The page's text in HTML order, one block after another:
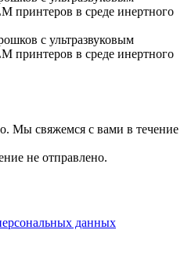
Мы свяжемся с вами в течение
не отправлено.
данных